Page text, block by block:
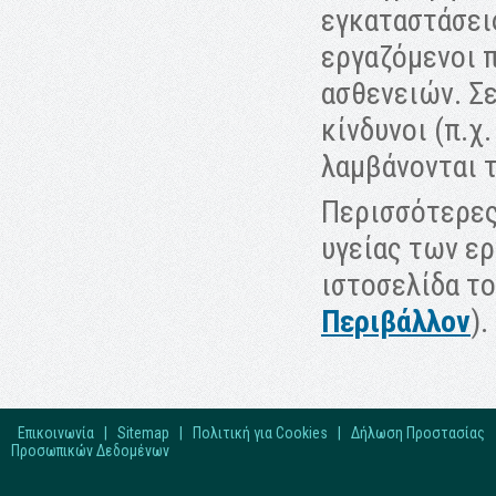
εργαζόμενοι
ασθενειών.
κίνδυνοι
λαμβάνονται
υγείας των
ιστοσελίδα
Περιβάλλον).
Επικοινωνία Sitemap Πολιτική για Cookies
Δήλωση Προστασίας
Προσωπικών Δεδομένων